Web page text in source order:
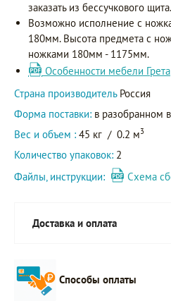
заказать из бессучкового щита.
Возможно исполнение с
180мм. Высота предмета с
ножками 180мм - 1175мм.
Особенности мебели Грета
Страна производитель Россия
Форма поставки: в разобранном
Вес и объем : 45 кг / 0.2 м3
Количество упаковок: 2
Файлы, инструкции:
Схема
Доставка и оплата
Способы оплаты